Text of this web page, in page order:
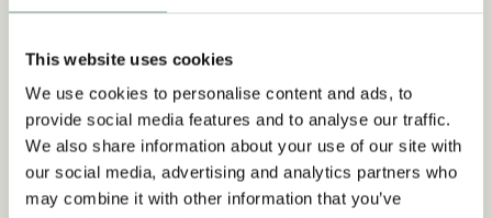
This website uses cookies
We use cookies to personalise content and ads, to
provide social media features and to analyse our traffic.
We also share information about your use of our site with
our social media, advertising and analytics partners who
may combine it with other information that you’ve
aus Kennst du Pippi Langstrumpf?
DIE PIPPI-LANGSTRUMPF-SAMMLUNG
NEU